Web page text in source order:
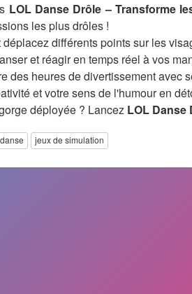
LOL Danse Drôle – Transforme
les plus drôles !
différents points sur les
et réagir en temps réel à vos
des heures de divertissement avec
et votre sens de l'humour en
déployée ? Lancez LOL Danse
jeux de simulation